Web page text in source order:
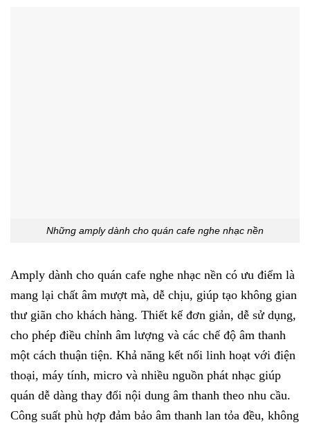
Những amply dành cho quán cafe nghe nhạc nền
Amply dành cho quán cafe nghe nhạc nền có ưu điểm là
mang lại chất âm mượt mà, dễ chịu, giúp tạo không gian
thư giãn cho khách hàng. Thiết kế đơn giản, dễ sử dụng,
cho phép điều chỉnh âm lượng và các chế độ âm thanh
một cách thuận tiện. Khả năng kết nối linh hoạt với điện
thoại, máy tính, micro và nhiều nguồn phát nhạc giúp
quán dễ dàng thay đổi nội dung âm thanh theo nhu cầu.
Công suất phù hợp đảm bảo âm thanh lan tỏa đều, không